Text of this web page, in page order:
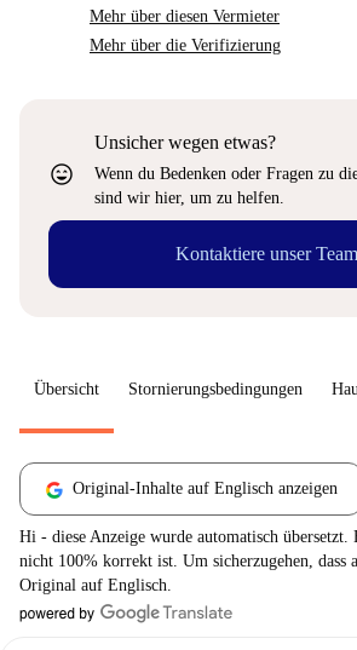
Mehr über diesen Vermieter
Mehr über die Verifizierung
sentiment_very_satisfied
Unsicher wegen etwas?
Wenn du Bedenken oder Fragen zu
sind wir hier, um zu helfen.
Kontaktiere unser Team
Übersicht Stornierungsbedingungen
Original-Inhalte auf Englisch anzeigen
Hi - diese Anzeige wurde automatisch übersetzt.
nicht 100% korrekt ist. Um sicherzugehen, dass
Original auf Englisch.